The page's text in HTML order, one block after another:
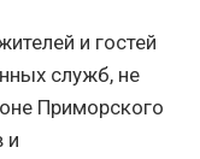
и гостей
служб, не
Приморского
и